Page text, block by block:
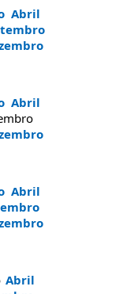
Abril
Abril
Abril
Abril